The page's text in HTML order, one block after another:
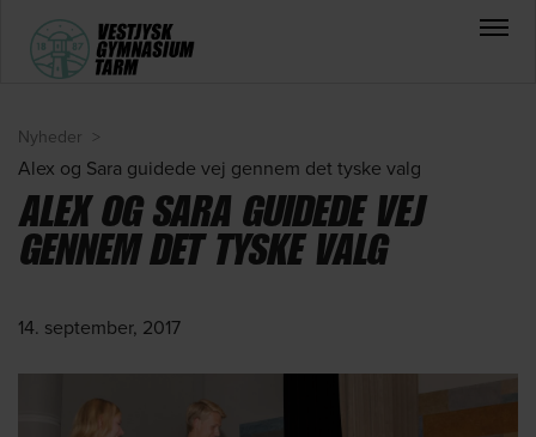
Nyheder >
Alex og Sara guidede vej gennem det tyske valg
ALEX OG SARA GUIDEDE VEJ
GENNEM DET TYSKE VALG
14. september, 2017